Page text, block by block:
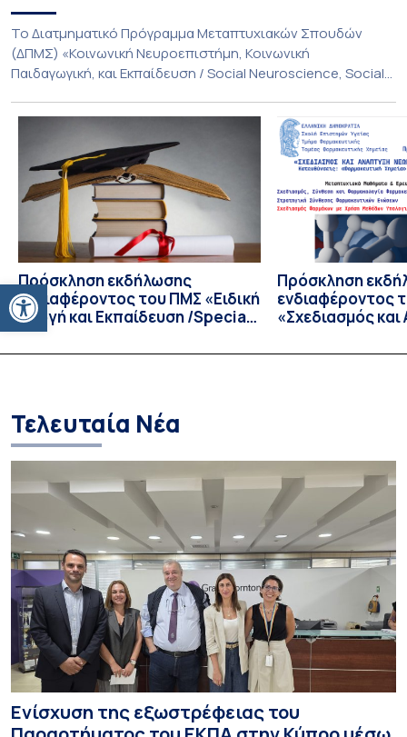
Ανοίξτε τη γραμμή εργαλείων
Το Διατμηματικό Πρόγραμμα Μεταπτυχιακών Σπουδών
(ΔΠΜΣ) «Κοινωνική Νευροεπιστήμη, Κοινωνική
Παιδαγωγική, και Εκπαίδευση / Social Neuroscience, Social
του Παιδαγωγικού Τμήματος Δημοτικής Εκπαίδευσης, της
Ιατρικής Σχολής και του Τμήματος Βιολογίας του Εθνικού
και Καποδιστριακού Πανεπιστημίου Αθηνών (ΕΚΠΑ),
Πρόκειται για ένα διεπιστημονικό και πρωτοποριακό
Μεταπτυχιακό Πρόγραμμα, αντίστοιχο με μεταπτυχιακά
προγράμματα όπως […]
Πρόσκληση εκδήλωσης
ενδιαφέροντος του ΠΜΣ «Ειδική
Αγωγή και Εκπαίδευση /Special
Education and Instruction» του
Παιδαγωγικού Τμήματος
Πρόσκληση
ενδιαφέροντος
«Σχεδιασμός
Τμήματος
Τελευταία Νέα
Ενίσχυση της εξωστρέφειας του